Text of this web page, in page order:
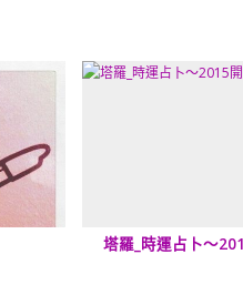
塔羅_時運占卜～